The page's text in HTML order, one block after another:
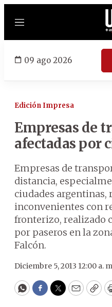
Menú
09 ago 2026
Edición Impresa
Empresas de
afectadas por
Empresas de
distancia,
ciudades argentinas,
inconvenientes con
fronterizo, realizado
por paseros en la
Falcón.
Diciembre 5, 2013 12:00 a.
WhatsApp
Facebook
Twitter
Email